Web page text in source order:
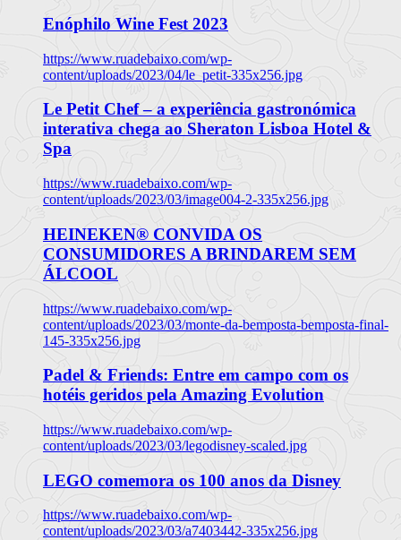
Enóphilo Wine Fest 2023
https://www.ruadebaixo.com/wp-
content/uploads/2023/04/le_petit-335x256.jpg
Le Petit Chef – a experiência gastronómica
interativa chega ao Sheraton Lisboa Hotel &
Spa
https://www.ruadebaixo.com/wp-
content/uploads/2023/03/image004-2-335x256.jpg
HEINEKEN® CONVIDA OS
CONSUMIDORES A BRINDAREM SEM
ÁLCOOL
https://www.ruadebaixo.com/wp-
content/uploads/2023/03/monte-da-bemposta-bemposta-final-
145-335x256.jpg
Padel & Friends: Entre em campo com os
hotéis geridos pela Amazing Evolution
https://www.ruadebaixo.com/wp-
content/uploads/2023/03/legodisney-scaled.jpg
LEGO comemora os 100 anos da Disney
https://www.ruadebaixo.com/wp-
content/uploads/2023/03/a7403442-335x256.jpg